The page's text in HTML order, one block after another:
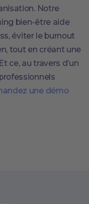
Notre
bien-être aide
éviter le burnout
tout en créant une
ce, au travers d’un
une démo